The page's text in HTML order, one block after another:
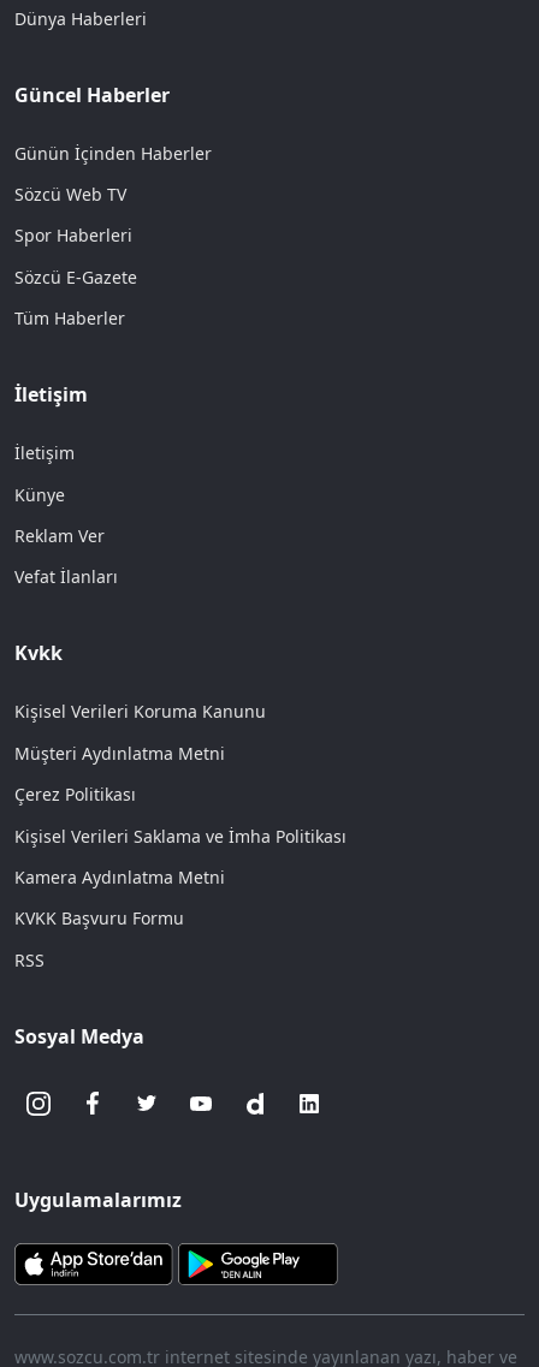
Dünya Haberleri
Güncel Haberler
Günün İçinden Haberler
Sözcü Web TV
Spor Haberleri
Sözcü E-Gazete
Tüm Haberler
İletişim
İletişim
Künye
Reklam Ver
Vefat İlanları
Kvkk
Kişisel Verileri Koruma Kanunu
Müşteri Aydınlatma Metni
Çerez Politikası
Kişisel Verileri Saklama ve İmha Politikası
Kamera Aydınlatma Metni
KVKK Başvuru Formu
RSS
Sosyal Medya
Uygulamalarımız
www.sozcu.com.tr internet sitesinde yayınlanan yazı, haber ve